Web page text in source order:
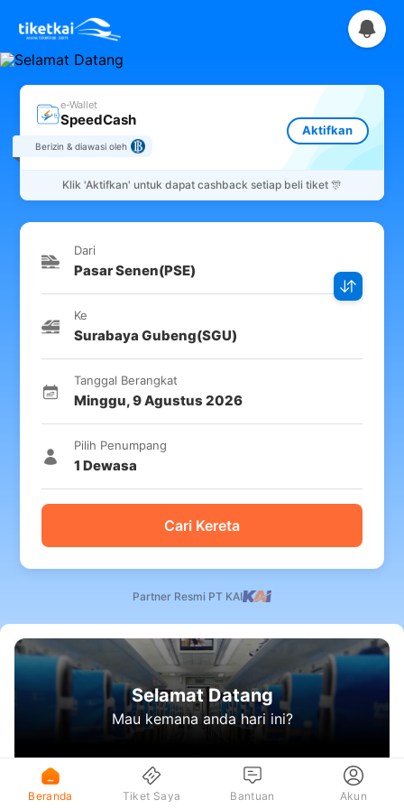
e-Wallet
SpeedCash
Berizin & diawasi oleh
Aktifkan
Klik 'Aktifkan' untuk dapat cashback setiap beli tiket 🎊
Dari
Pasar Senen(PSE)
Ke
Surabaya Gubeng(SGU)
Tanggal Berangkat
Minggu,9 Agustus 2026
Pilih Penumpang
1 Dewasa
Cari Kereta
Partner Resmi PT KAI
Selamat Datang
Mau kemana anda hari ini?
Beranda Tiket Saya Bantuan Akun